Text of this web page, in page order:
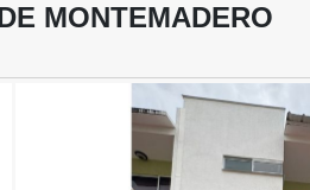
MONTEMADERO